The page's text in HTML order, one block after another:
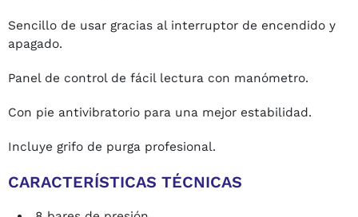
Sencillo de usar gracias al interruptor de encendido y
apagado.
Panel de control de fácil lectura con manómetro.
Con pie antivibratorio para una mejor estabilidad.
Incluye grifo de purga profesional.
CARACTERÍSTICAS TÉCNICAS